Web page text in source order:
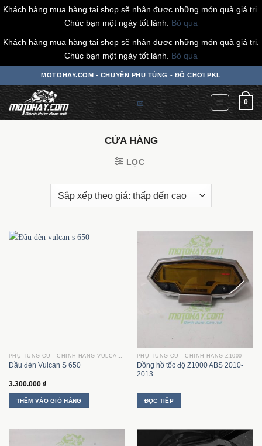
Khách hàng mua hàng tại shop sẽ nhận được những món quà giá trị.
Chúc bạn một ngày tốt lành. Bỏ qua
Khách hàng mua hàng tại shop sẽ nhận được những món quà giá trị.
Chúc bạn một ngày tốt lành. Bỏ qua
đến
dung
MOTOHAY.COM - CHUYÊN PHỤ TÙNG - ĐỒ CHƠI PKL
0
CỬA HÀNG
LỌC
PHỤ TÙNG CŨ - CHÍNH HÃNG VULCAN S650
Đầu đèn Vulcan S 650
3.300.000 ₫
THÊM VÀO GIỎ HÀNG
PHỤ TÙNG CŨ - CHÍNH HÃNG Z1000
Đồng hồ tốc độ Z1000 ABS 2010-
2013
ĐỌC TIẾP